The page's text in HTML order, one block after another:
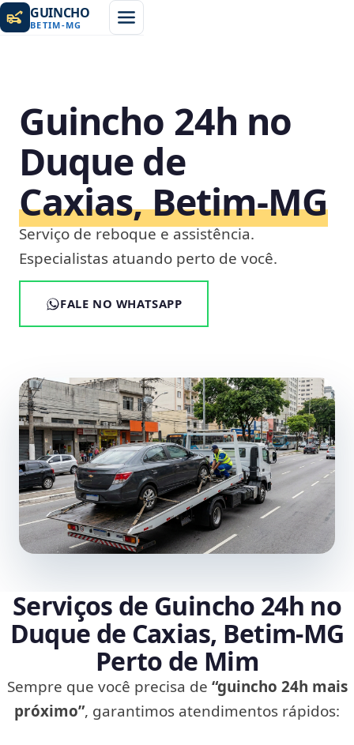
GUINCHO
BETIM-MG
Guincho 24h no
Duque de
Caxias, Betim‑MG
Serviço de reboque e assistência.
Especialistas atuando perto de você.
FALE NO WHATSAPP
Serviços de Guincho 24h no
Duque de Caxias, Betim‑MG
Perto de Mim
Sempre que você precisa de “guincho 24h mais
próximo”, garantimos atendimentos rápidos: